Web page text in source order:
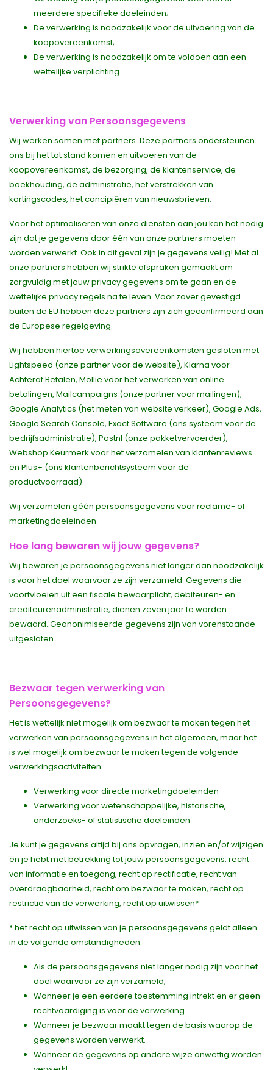
meerdere specifieke doeleinden;
De verwerking is noodzakelijk voor de uitvoering van de
koopovereenkomst;
De verwerking is noodzakelijk om te voldoen aan een
wettelijke verplichting.
Verwerking van Persoonsgegevens
Wij werken samen met partners. Deze partners ondersteunen
ons bij het tot stand komen en uitvoeren van de
koopovereenkomst, de bezorging, de klantenservice, de
boekhouding, de administratie, het verstrekken van
kortingscodes, het concipiëren van nieuwsbrieven.
Voor het optimaliseren van onze diensten aan jou kan het nodig
zijn dat je gegevens door één van onze partners moeten
worden verwerkt. Ook in dit geval zijn je gegevens veilig! Met al
onze partners hebben wij strikte afspraken gemaakt om
zorgvuldig met jouw privacy gegevens om te gaan en de
wettelijke privacy regels na te leven. Voor zover gevestigd
buiten de EU hebben deze partners zijn zich geconfirmeerd aan
de Europese regelgeving.
Wij hebben hiertoe verwerkingsovereenkomsten gesloten met
Lightspeed (onze partner voor de website), Klarna voor
Achteraf Betalen, Mollie voor het verwerken van online
betalingen, Mailcampaigns (onze partner voor mailingen),
Google Analytics (het meten van website verkeer), Google Ads,
Google Search Console, Exact Software (ons systeem voor de
bedrijfsadministratie), Postnl (onze pakketvervoerder),
Webshop Keurmerk voor het verzamelen van klantenreviews
en Plus+ (ons klantenberichtsysteem voor de
productvoorraad).
Wij verzamelen géén persoonsgegevens voor reclame- of
marketingdoeleinden.
Hoe lang bewaren wij jouw gegevens?
Wij bewaren je persoonsgegevens niet langer dan noodzakelijk
is voor het doel waarvoor ze zijn verzameld. Gegevens die
voortvloeien uit een fiscale bewaarplicht, debiteuren- en
crediteurenadministratie, dienen zeven jaar te worden
bewaard. Geanonimiseerde gegevens zijn van vorenstaande
uitgesloten.
Bezwaar tegen verwerking van
Persoonsgegevens?
Het is wettelijk niet mogelijk om bezwaar te maken tegen het
verwerken van persoonsgegevens in het algemeen, maar het
is wel mogelijk om bezwaar te maken tegen de volgende
verwerkingsactiviteiten:
Verwerking voor directe marketingdoeleinden
Verwerking voor wetenschappelijke, historische,
onderzoeks- of statistische doeleinden
Je kunt je gegevens altijd bij ons opvragen, inzien en/of wijzigen
en je hebt met betrekking tot jouw persoonsgegevens: recht
van informatie en toegang, recht op rectificatie, recht van
overdraagbaarheid, recht om bezwaar te maken, recht op
restrictie van de verwerking, recht op uitwissen*
* het recht op uitwissen van je persoonsgegevens geldt alleen
in de volgende omstandigheden:
Als de persoonsgegevens niet langer nodig zijn voor het
doel waarvoor ze zijn verzameld;
Wanneer je een eerdere toestemming intrekt en er geen
rechtvaardiging is voor de verwerking.
Wanneer je bezwaar maakt tegen de basis waarop de
gegevens worden verwerkt.
Wanneer de gegevens op andere wijze onwettig worden